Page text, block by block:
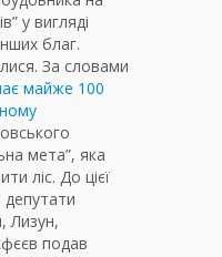
у вигляді
благ.
За словами
майже 100
мета”, яка
ліс. До цієї
депутати
Лизун,
подав